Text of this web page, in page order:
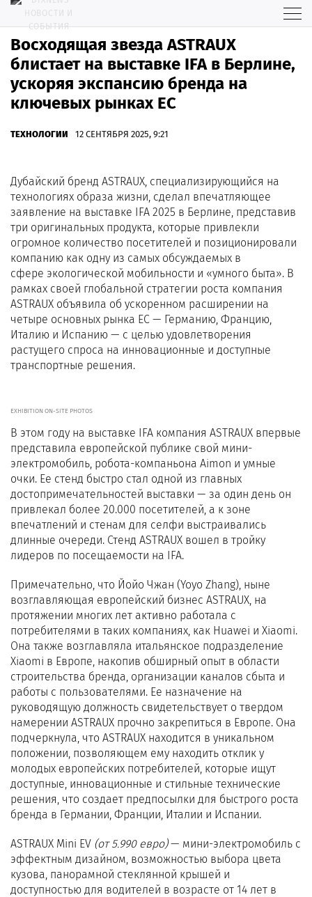
Восходящая звезда ASTRAUX
блистает на выставке IFA в Берлине,
ускоряя экспансию бренда на
ключевых рынках ЕС
ТЕХНОЛОГИИ 12 СЕНТЯБРЯ 2025, 9:21
Дубайский бренд ASTRAUX, специализирующийся на
технологиях образа жизни, сделал впечатляющее
заявление на выставке IFA 2025 в Берлине, представив
три оригинальных продукта, которые привлекли
огромное количество посетителей и позиционировали
компанию как одну из самых обсуждаемых в
сфере экологической мобильности и «умного быта». В
рамках своей глобальной стратегии роста компания
ASTRAUX объявила об ускоренном расширении на
четыре основных рынка ЕС — Германию, Францию,
Италию и Испанию — с целью удовлетворения
растущего спроса на инновационные и доступные
транспортные решения.
EXHIBITION ON-SITE PHOTOS
В этом году на выставке IFA компания ASTRAUX впервые
представила европейской публике свой мини-
электромобиль, робота-компаньона Aimon и умные
очки. Ее стенд быстро стал одной из главных
достопримечательностей выставки — за один день он
привлекал более 20.000 посетителей, а к зоне
впечатлений и стенам для селфи выстраивались
длинные очереди. Стенд ASTRAUX вошел в тройку
лидеров по посещаемости на IFA.
Примечательно, что Йойо Чжан (Yoyo Zhang), ныне
возглавляющая европейский бизнес ASTRAUX, на
протяжении многих лет активно работала с
потребителями в таких компаниях, как Huawei и Xiaomi.
Она также возглавляла итальянское подразделение
Xiaomi в Европе, накопив обширный опыт в области
строительства бренда, организации каналов сбыта и
работы с пользователями. Ее назначение на
руководящую должность свидетельствует о твердом
намерении ASTRAUX прочно закрепиться в Европе. Она
подчеркнула, что ASTRAUX находится в уникальном
положении, позволяющем ему находить отклик у
молодых европейских потребителей, которые ищут
доступные, инновационные и стильные технические
решения, что создает предпосылки для быстрого роста
бренда в Германии, Франции, Италии и Испании.
ASTRAUX Mini EV (от 5.990 евро)— мини-электромобиль с
эффектным дизайном, возможностью выбора цвета
кузова, панорамной стеклянной крышей и
доступностью для водителей в возрасте от 14 лет в